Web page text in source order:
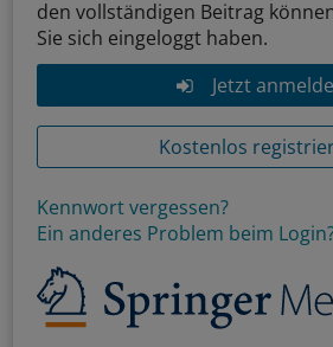
den vollständigen Beitrag
Sie sich eingeloggt haben.
Jetzt
Kostenlos
Kennwort vergessen?
Ein anderes Problem beim